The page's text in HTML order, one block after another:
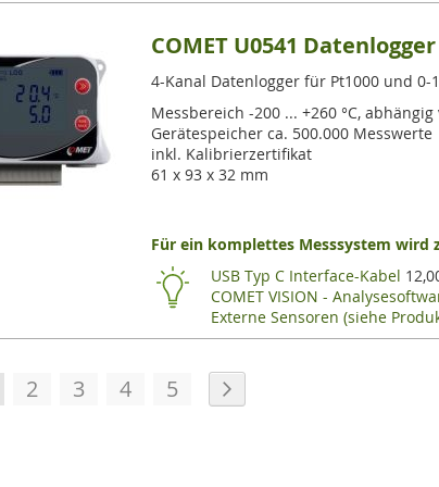
COMET U0541
4-Kanal Datenlogger für Pt1000 und 0-
Messbereich -200 ... +260 °C,
Gerätespeicher ca. 500.000 Messwerte
inkl. Kalibrierzertifikat
61 x 93 x 32 mm
Für ein komplettes Messsystem wird
USB Typ C Interface-Kabel
COMET VISION -
Externe Sensoren (siehe
lesen gerade die Seite
Seite
2 Seite
3 Seite
4 Seite
5